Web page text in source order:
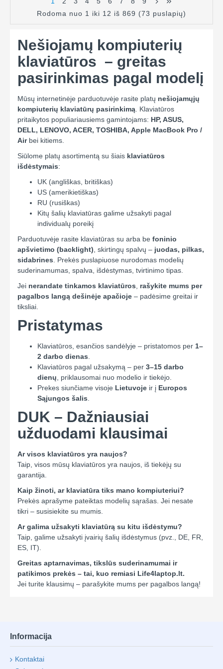
Rodoma nuo 1 iki 12 iš 869 (73 puslapių)
Nešiojamų kompiuterių
klaviatūros – greitas
pasirinkimas pagal modelį
Mūsų internetinėje parduotuvėje rasite platų nešiojamųjų
kompiuterių klaviatūrų pasirinkimą . Klaviatūros
pritaikytos populiariausiems gamintojams: HP, ASUS,
DELL, LENOVO, ACER, TOSHIBA, Apple MacBook Pro /
Airbei kitiems.
Siūlome platų asortimentą su šiais klaviatūros
išdėstymais:
UK (angliškas, britiškas)
US (amerikietiškas)
RU (rusiškas)
Kitų šalių klaviatūras galime užsakyti pagal
individualų poreikį
Parduotuvėje rasite klaviatūras su arba be foninio
apšvietimo (backlight) , skirtingų spalvų – juodas, pilkas,
sidabrines . Prekės puslapiuose nurodomas modelių
suderinamumas, spalva, išdėstymas, tvirtinimo tipas.
Jei nerandate tinkamos klaviatūros
rašykite mums per
pagalbos langą dešinėje apačioje – padėsime greitai ir
tiksliai.
Pristatymas
Klaviatūros, esančios sandėlyje – pristatomos per 1–
2 darbo dienas
Klaviatūros pagal užsakymą – per 3–15 darbo
dienų , priklausomai nuo modelio ir tiekėjo.
Prekes siunčiame visoje Lietuvoje ir į Europos
Sąjungos šalis
DUK – Dažniausiai
užduodami klausimai
Ar visos klaviatūros yra naujos?
Taip, visos mūsų klaviatūros yra naujos, iš tiekėjų su
garantija.
Kaip žinoti, ar klaviatūra tiks mano kompiuteriui?
Prekės aprašyme pateiktas modelių sąrašas. Jei nesate
tikri – susisiekite su mumis.
Ar galima užsakyti klaviatūrą su kitu išdėstymu?
Taip, galime užsakyti įvairių šalių išdėstymus (pvz., DE, FR,
ES, IT).
Greitas aptarnavimas, tikslūs suderinamumai ir
patikimos prekės – tai, kuo remiasi Life4laptop.lt.
Jei turite klausimų – parašykite mums per pagalbos langą!
Informacija
Kontaktai